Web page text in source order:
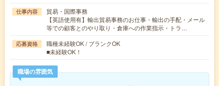
仕事内容
貿易・国際事務
【英語使用有】輸出貿易事務のお仕事・輸出の手配・メール
等での顧客とのやり取り・倉庫への作業指示・トラ…
応募資格
職種未経験OK / ブランクOK
■未経験OK！
職場の雰囲気